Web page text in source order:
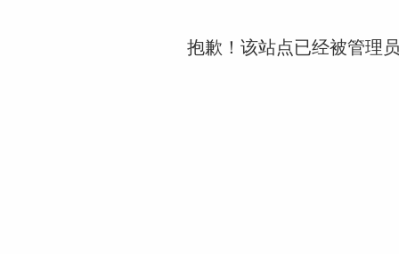
抱歉！该站点已经被管理